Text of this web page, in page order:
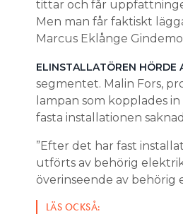
tittar och får
Men man får faktiskt
Marcus Eklånge
ELINSTALLATÖREN HÖRDE
segmentet. Malin Fors,
lampan som kopplades
fasta installationen
”Efter det har fast
utförts av behörig
överinseende av behörig
LÄS OCKSÅ: